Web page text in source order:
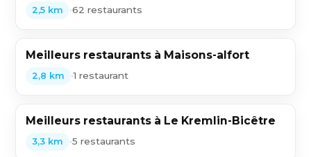
2,5 km •62 restaurants
Meilleurs restaurants à Maisons-alfort
2,8 km •1 restaurant
Meilleurs restaurants à Le Kremlin-Bicêtre
3,3 km •5 restaurants